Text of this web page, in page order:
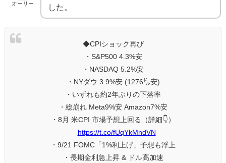
オーリー
した。
◆CPIショック再び
・S&P500 4.3%安
・NASDAQ 5.2%安
・NYダウ 3.9%安 (1276㌦安)
・いずれも約2年ぶりの下落率
・総崩れ Meta9%安 Amazon7%安
・8月 米CPI 市場予想上回る（詳細👇）
https://t.co/fUqYkMndVN
・9/21 FOMC「1%利上げ」予想も浮上
・長期金利急上昇 & ドル高加速